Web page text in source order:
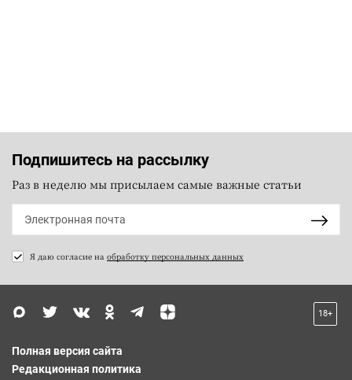
Подпишитесь на рассылку
Раз в неделю мы присылаем самые важные статьи
Я даю согласие на обработку персональных данных
18+
Полная версия сайта
Редакционная политика